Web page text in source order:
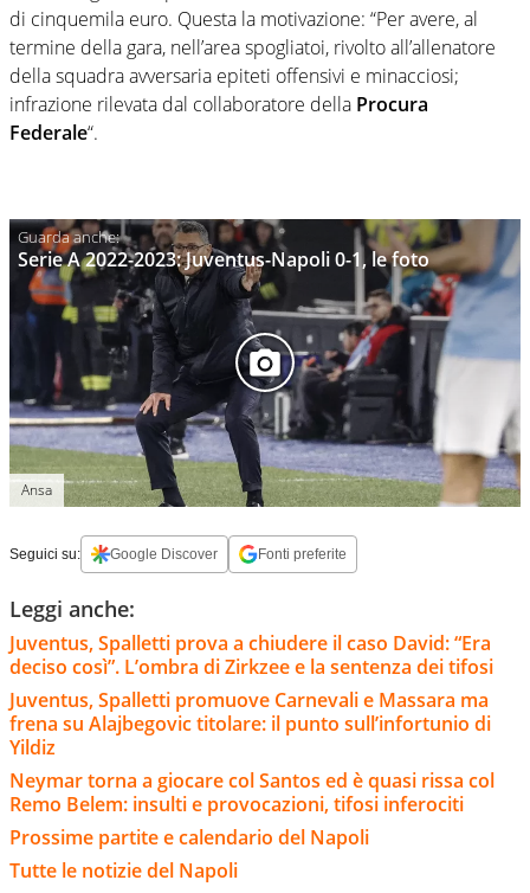
di cinquemila euro. Questa la motivazione: “Per avere, al
termine della gara, nell’area spogliatoi, rivolto all’allenatore
della squadra avversaria epiteti offensivi e minacciosi;
infrazione rilevata dal collaboratore della Procura
Federale“.
Serie A 2022-2023: Juventus-Napoli 0-1, le foto
Ansa
Seguici su: Google Discover Fonti preferite
Leggi anche:
Juventus, Spalletti prova a chiudere il caso David: “Era
deciso così”. L’ombra di Zirkzee e la sentenza dei tifosi
Juventus, Spalletti promuove Carnevali e Massara ma
frena su Alajbegovic titolare: il punto sull’infortunio di
Yildiz
Neymar torna a giocare col Santos ed è quasi rissa col
Remo Belem: insulti e provocazioni, tifosi inferociti
Prossime partite e calendario del Napoli
Tutte le notizie del Napoli